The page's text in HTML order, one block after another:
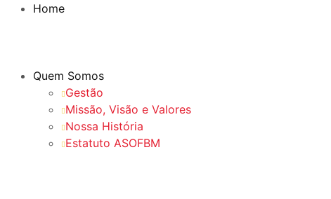
Home
Quem Somos
Gestão
Missão, Visão e Valores
Nossa História
Estatuto ASOFBM